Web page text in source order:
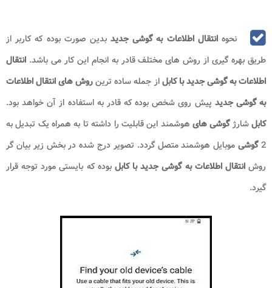
نحوهانتقال اطلاعات به گوشی جدیدبدین صورت بوده که کاربر از
طریق بهره گیری از روش های مختلف قادر به انجام این کار می باشد. انتقال
اطلاعات به گوشی جدیدبا کابلاز جمله ساده ترینروش هایانتقال اطلاعات
به گوشی جدید پیش روی شخص بوده که قادر به استفاده از آن خواهد بود.
کابلشارژگوشی های هوشمند این قابلیت را داشته تا به همراه یک تبدیل به
2 گوشی موبایل هوشمند متصل گردد. تصویر درج شده در بخش زیر بیان گر
روشانتقال اطلاعات به گوشی جدید با کابلبوده که بایستی مورد توجه قرار
گیرد.